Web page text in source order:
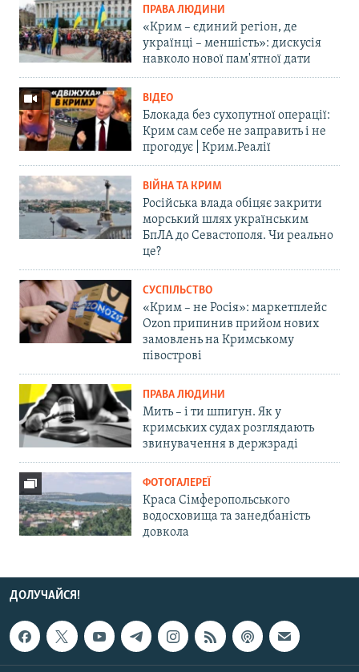
ПРАВА ЛЮДИНИ
«Крим – єдиний регіон, де
українці – меншість»: дискусія
навколо нової пам'ятної дати
ВІДЕО
Блокада без сухопутної операції:
Крим сам себе не заправить і не
прогодує | Крим.Реалії
ВІЙНА ТА КРИМ
Російська влада обіцяє закрити
морський шлях українським
БпЛА до Севастополя. Чи реально
це?
СУСПІЛЬСТВО
«Крим – не Росія»: маркетплейс
Ozon припинив прийом нових
замовлень на Кримському
півострові
ПРАВА ЛЮДИНИ
Мить – і ти шпигун. Як у
кримських судах розглядають
звинувачення в держзраді
ФОТОГАЛЕРЕЇ
Краса Сімферопольського
водосховища та занедбаність
довкола
ДОЛУЧАЙСЯ!